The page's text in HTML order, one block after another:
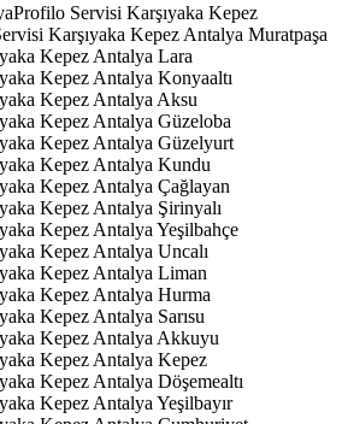
Servisi Karşıyaka Kepez
Karşıyaka Kepez Antalya Muratpaşa
Kepez Antalya Lara
Kepez Antalya Konyaaltı
Kepez Antalya Aksu
Kepez Antalya Güzeloba
Kepez Antalya Güzelyurt
Kepez Antalya Kundu
Kepez Antalya Çağlayan
Kepez Antalya Şirinyalı
Kepez Antalya Yeşilbahçe
Kepez Antalya Uncalı
Kepez Antalya Liman
Kepez Antalya Hurma
Kepez Antalya Sarısu
Kepez Antalya Akkuyu
Kepez Antalya Kepez
Kepez Antalya Döşemealtı
Kepez Antalya Yeşilbayır